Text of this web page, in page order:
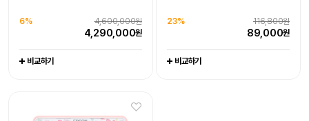
4,600,000원
6%
4,290,000원
비교하기
116,800원
23%
89,000원
비교하기
704,000원
0%
704,000원
비교하기
1,065,000원
1%
1,044,000원
비교하기
417,000원
비교하기
519,000원
비교하기
비교하기 비교하기
4,290,000원 1,649,000원